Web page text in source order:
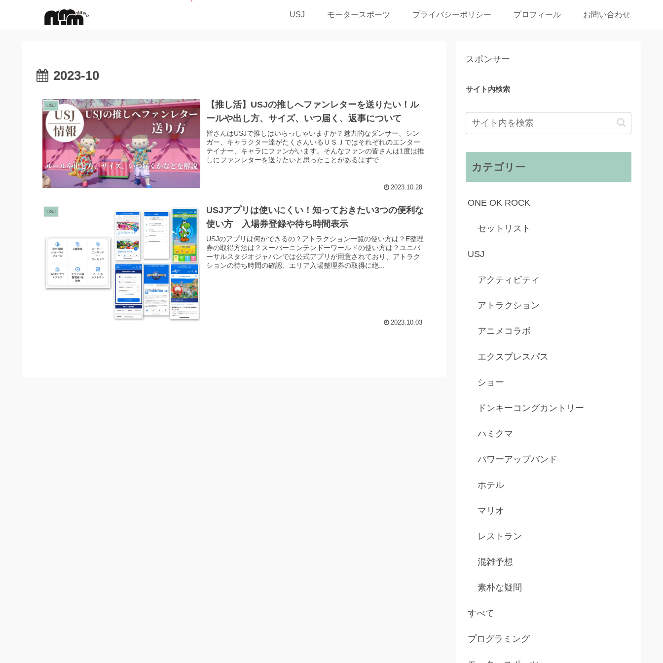
USJ モータースポーツ プライバシーポリシー プロフィール お問い合わせ
2023-10
USJ
【推し活】USJの推しへファンレターを送りたい！ル
ールや出し方、サイズ、いつ届く、返事について
皆さんはUSJで推しはいらっしゃいますか？魅力的なダンサー、シン
ガー、キャラクター達がたくさんいるＵＳＪではそれぞれのエンター
テイナー、キャラにファンがいます。そんなファンの皆さんは1度は推
しにファンレターを送りたいと思ったことがあるはずで...
2023.10.28
USJ
USJアプリは使いにくい！知っておきたい3つの便利な
使い方 入場券登録や待ち時間表示
USJのアプリは何ができるの？アトラクション一覧の使い方は？E整理
券の取得方法は？スーパーニンテンドーワールドの使い方は？ユニバ
ーサルスタジオジャパンでは公式アプリが用意されており、アトラク
ションの待ち時間の確認、エリア入場整理券の取得に絶...
2023.10.03
スポンサー
サイト内検索
カテゴリー
ONE OK ROCK
セットリスト
USJ
アクティビティ
アトラクション
アニメコラボ
エクスプレスパス
ショー
ドンキーコングカントリー
ハミクマ
パワーアップバンド
ホテル
マリオ
レストラン
混雑予想
素朴な疑問
すべて
プログラミング